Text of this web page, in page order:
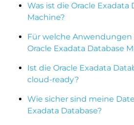
Was ist die Oracle Exadata
Machine?
Für welche
Oracle Exadata Database
Ist die Oracle Exadata
cloud-ready?
Wie sicher sind meine
Exadata Database?